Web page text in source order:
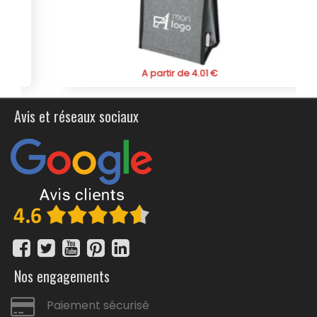
Mettez en avant votre marque de manière innovante et
efficace avec ce cadeau promotionnel qui saura séduire
par son utilité et son design élégant. Le sac isotherme en
non-tissé Lighthouse personnalisé, un choix judicieux
pour une communication réussie.
A partir de 4.01 €
Avis et réseaux sociaux
Nos engagements
Paiement sécurisé